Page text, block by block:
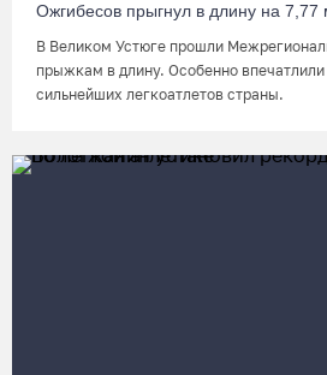
Ожгибесов прыгнул в длину на 7,77
В Великом Устюге прошли
прыжкам в длину. Особенно впечатлили
сильнейших легкоатлетов страны.